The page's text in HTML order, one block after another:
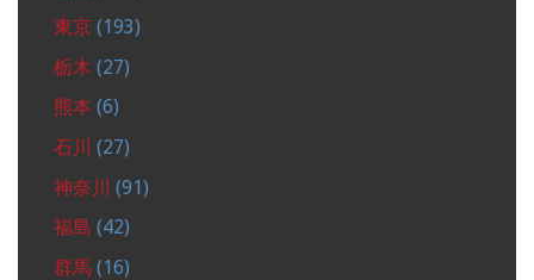
東京 (193)
栃木 (27)
熊本 (6)
石川 (27)
神奈川 (91)
福島 (42)
群馬 (16)